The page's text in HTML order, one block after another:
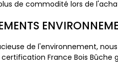
de commodité lors de
de l'environnement,
certification France Bois